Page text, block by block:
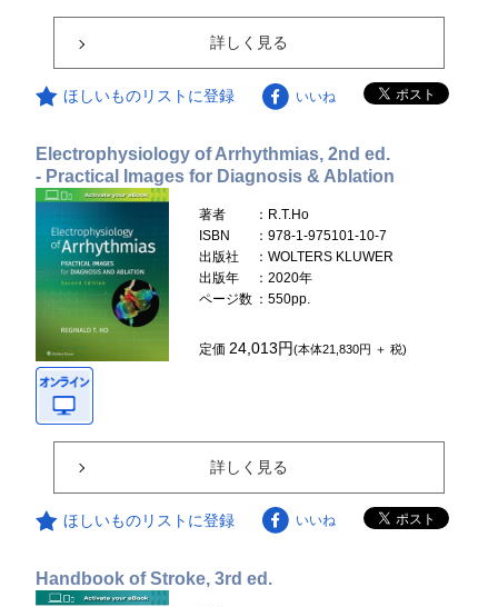
詳しく見る
ほしいものリストに登録 いいね
Electrophysiology of Arrhythmias, 2nd ed.
- Practical Images for Diagnosis & Ablation
著者
：R.T.Ho
ISBN
：978-1-975101-10-7
出版社
：WOLTERS KLUWER
出版年
：2020年
ページ数 ：550pp.
定価24,013円(本体21,830円 ＋ 税)
詳しく見る
ほしいものリストに登録 いいね
Handbook of Stroke, 3rd ed.